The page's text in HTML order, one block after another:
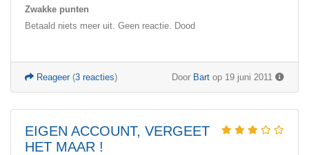
Zwakke punten
Betaald niets meer uit. Geen reactie. Dood
Door Bart op 19 juni 2011
Reageer(3 reacties)
EIGEN ACCOUNT, VERGEET
HET MAAR !